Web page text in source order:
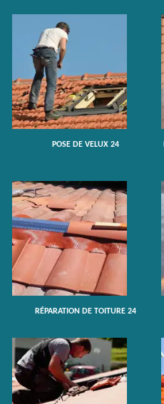
POSE DE VELUX 24
RÉPARATION DE TOITURE 24